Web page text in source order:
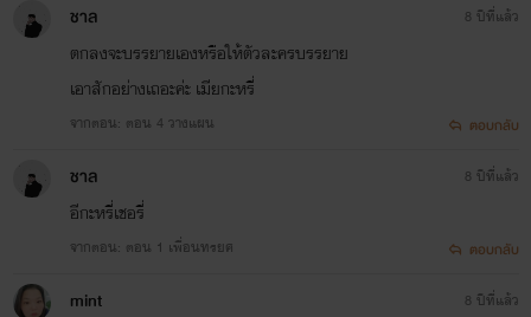
ชาล
ตกลงจะบรรยายเองหรือให้ตัวละครบรรยาย
เอาสักอย่างเถอะค่ะ เมียกะหรี่
จากตอน: ตอน 4 วางแผน
8 ปีที่แล้ว
ตอบกลับ
ชาล
อีกะหรี่เชอรี่
จากตอน: ตอน 1 เพื่อนทรยศ
8 ปีที่แล้ว
ตอบกลับ
mint
8 ปีที่แล้ว